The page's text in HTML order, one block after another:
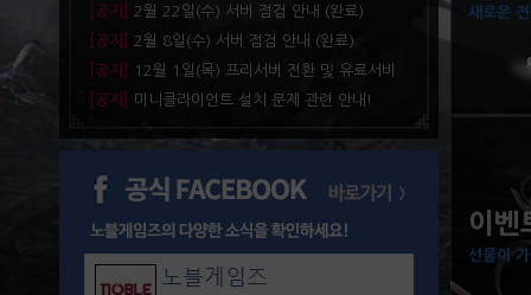
[공지]
2월 22일(수) 서버 점검 안내 (완료)
[공지]
2월 8일(수) 서버 점검 안내 (완료)
[공지]
12월 1일(목) 프리서버 전환 및 유료서비
스 종료 안내
[공지] 미니클라이언트 설치 문제 관련 안내!
새로운
이벤
선물이